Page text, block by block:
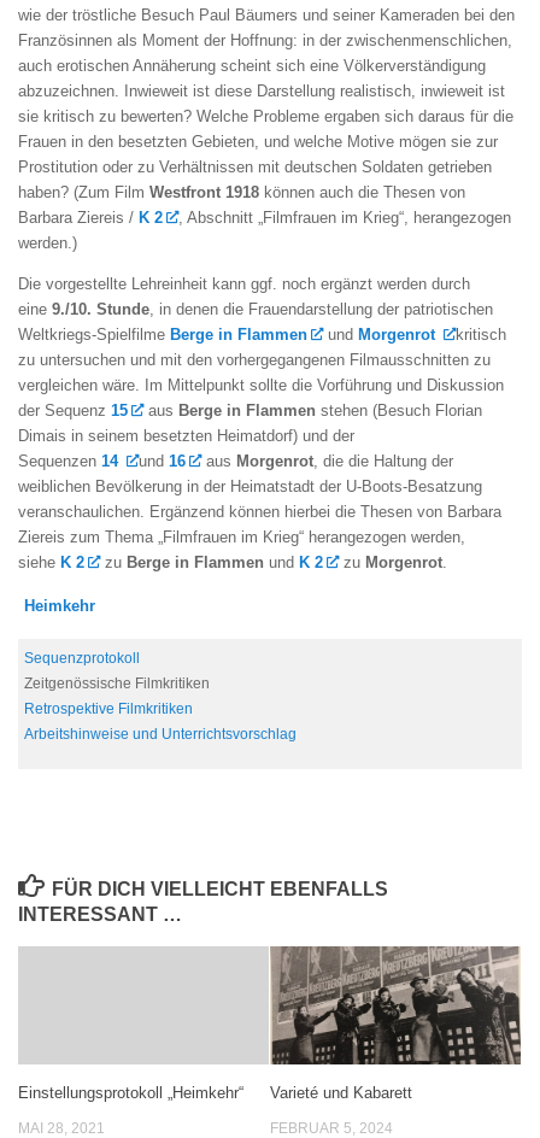
wie der tröstliche Besuch Paul Bäumers und seiner Kameraden bei den
Französinnen als Moment der Hoffnung: in der zwischenmenschlichen,
auch erotischen Annäherung scheint sich eine Völkerverständigung
abzuzeichnen. Inwieweit ist diese Darstellung realistisch, inwieweit ist
sie kritisch zu bewerten? Welche Probleme ergaben sich daraus für die
Frauen in den besetzten Gebieten, und welche Motive mögen sie zur
Prostitution oder zu Verhältnissen mit deutschen Soldaten getrieben
haben? (Zum Film Westfront 1918 können auch die Thesen von
Barbara Ziereis / K 2
, Abschnitt „Filmfrauen im Krieg“, herangezogen
werden.)
Die vorgestellte Lehreinheit kann ggf. noch ergänzt werden durch
eine 9./10. Stunde , in denen die Frauendarstellung der patriotischen
Weltkriegs-Spielfilme Berge in Flammen und Morgenrot
kritisch
zu untersuchen und mit den vorhergegangenen Filmausschnitten zu
vergleichen wäre. Im Mittelpunkt sollte die Vorführung und Diskussion
der Sequenz 15 aus Berge in Flammen stehen (Besuch Florian
Dimais in seinem besetzten Heimatdorf) und der
Sequenzen 14 und16 aus Morgenrot , die die Haltung der
weiblichen Bevölkerung in der Heimatstadt der U-Boots-Besatzung
veranschaulichen. Ergänzend können hierbei die Thesen von Barbara
Ziereis zum Thema „Filmfrauen im Krieg“ herangezogen werden,
siehe K 2 zu Berge in Flammen und K 2 zu Morgenrot
Heimkehr
Sequenzprotokoll
Zeitgenössische Filmkritiken
Retrospektive Filmkritiken
Arbeitshinweise und Unterrichtsvorschlag
FÜR DICH VIELLEICHT EBENFALLS
INTERESSANT …
Einstellungsprotokoll „Heimkehr“
MAI 28, 2021
Varieté und Kabarett
FEBRUAR 5, 2024